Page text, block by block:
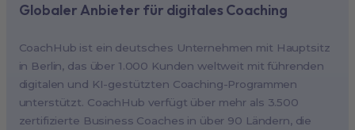
Globaler Anbieter für digitales Coaching
CoachHub ist ein deutsches Unternehmen mit Hauptsitz
in Berlin, das über 1.000 Kunden weltweit mit führenden
digitalen und KI-gestützten Coaching-Programmen
unterstützt. CoachHub verfügt über mehr als 3.500
zertifizierte Business Coaches in über 90 Ländern, die
New York, USA (North America HQ)
London, UK
Paris, France